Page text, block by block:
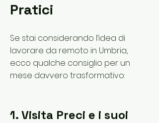
Pratici
Se stai considerando l’idea di
lavorare da remoto in Umbria,
ecco qualche consiglio per un
mese davvero trasformativo:
1. Visita Preci e i suoi